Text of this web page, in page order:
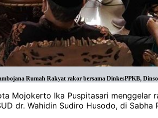
Rumah Rakyat rakor bersama DinkesPPKB,
Mojokerto Ika Puspitasari menggelar
dr. Wahidin Sudiro Husodo, di